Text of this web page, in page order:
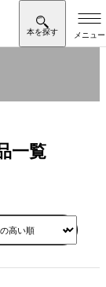
一覧